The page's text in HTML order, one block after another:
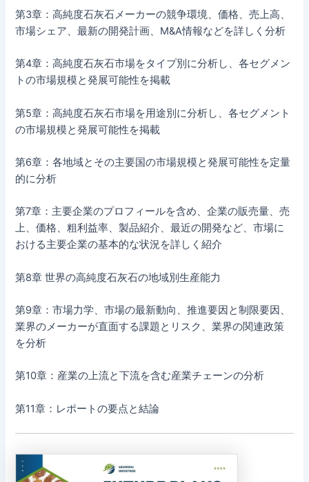
第3章：高純度石灰石メーカーの競争環境、価格、売上高、
市場シェア、最新の開発計画、M&A情報などを詳しく分析
第4章：高純度石灰石市場をタイプ別に分析し、各セグメン
トの市場規模と発展可能性を掲載
第5章：高純度石灰石市場を用途別に分析し、各セグメント
の市場規模と発展可能性を掲載
第6章：各地域とその主要国の市場規模と発展可能性を定量
的に分析
第7章：主要企業のプロフィールを含め、企業の販売量、売
上、価格、粗利益率、製品紹介、最近の開発など、市場に
おける主要企業の基本的な状況を詳しく紹介
第8章 世界の高純度石灰石の地域別生産能力
第9章：市場力学、市場の最新動向、推進要因と制限要因、
業界のメーカーが直面する課題とリスク、業界の関連政策
を分析
第10章：産業の上流と下流を含む産業チェーンの分析
第11章：レポートの要点と結論